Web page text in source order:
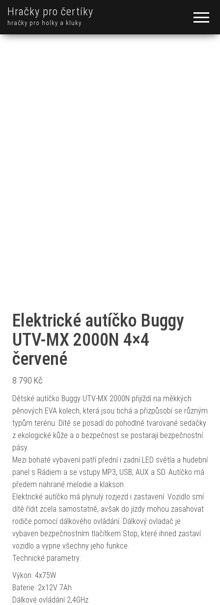
Hračky pro čertíky
hračky pro holky a kluky
Elektrické autíčko Buggy
UTV-MX 2000N 4×4
červené
8 790 Kč
Dětské autíčko Buggy UTV-MX 2000N přijíždí na měkkých
pěnových EVA kolech, která jsou tichá a přizpůsobí se různým
typům terénu. Dítě se posadí do pohodlně tvarované sedačky
z ekologické kůže a o bezpečnost se postarají bezpečnostní
pásy.
Mezi bohaté vybavení patří přední i zadní LED světla a hudební
panel s Rádiem a se vstupy MP3, USB, AUX a SD. Autíčko má
předem nahrané melodie a klakson.
Elektrické autíčko má plynulý rozjezd i zastavení. Vozidlo smí
dítě řídit zcela samostatně, avšak do jízdy mohou zasahovat
rodiče pomocí dálkového ovládání. Dálkový ovladač je
vybaven bezpečnostním tlačítkem Stop, které ihned zastaví
vozidlo a vypne všechny jeho funkce.
Technické parametry:
Výkon: 4x75W
Baterie: 2x12V 7Ah
Dálkové ovládání 2,4GHz